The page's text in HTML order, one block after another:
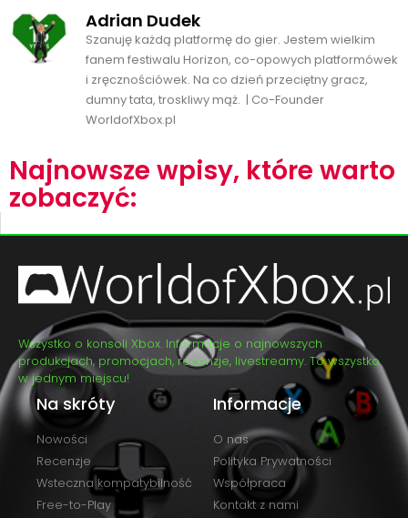
Adrian Dudek
Szanuję każdą platformę do gier. Jestem wielkim
fanem festiwalu Horizon, co-opowych platformówek
i zręcznościówek. Na co dzień przeciętny gracz,
dumny tata, troskliwy mąż. | Co-Founder
WorldofXbox.pl
Najnowsze wpisy, które warto
zobaczyć:
Wszystko o konsoli Xbox. Informacje o najnowszych
produkcjach, promocjach, recenzje, livestreamy. To wszystko
w jednym miejscu!
Na skróty
Nowości
Recenzje
Wsteczna kompatybilność
Free-to-Play
Informacje
O nas
Polityka Prywatności
Współpraca
Kontakt z nami